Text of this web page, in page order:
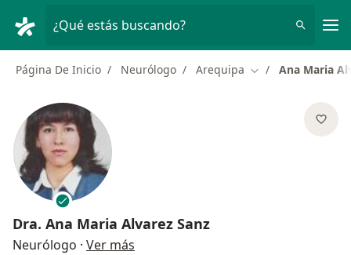
¿Qué estás buscando?
Página De Inicio Neurólogo Arequipa Cambiar de ciudad
Ana Maria
Dra. Ana Maria Alvarez Sanz
Neurólogo · Ver más